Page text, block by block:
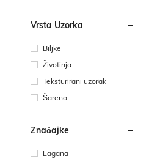
Vrsta Uzorka
Biljke
Životinja
Teksturirani uzorak
Šareno
Značajke
Lagana